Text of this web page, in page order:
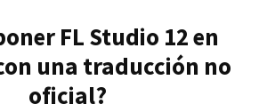
FL Studio 12 en
una traducción no
oficial?